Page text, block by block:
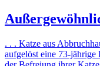
. . . Katze aus
aufgelöst eine 73-